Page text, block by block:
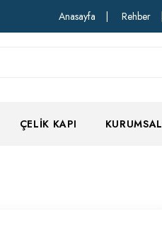
Anasayfa Rehber
ÇELIK KAPI KURUMSAL